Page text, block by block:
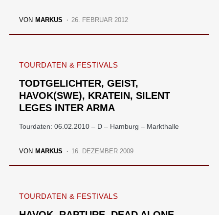
VON MARKUS 26. FEBRUAR 2012
TOURDATEN & FESTIVALS
TODTGELICHTER, GEIST,
HAVOK(SWE), KRATEIN, SILENT
LEGES INTER ARMA
Tourdaten: 06.02.2010 – D – Hamburg – Markthalle
VON MARKUS 16. DEZEMBER 2009
TOURDATEN & FESTIVALS